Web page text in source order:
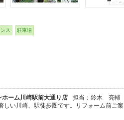
ス 駐車場
ホーム川崎駅前大通り店
担当：鈴木 亮輔
しい川崎、駅徒歩圏です。リフォーム前ご